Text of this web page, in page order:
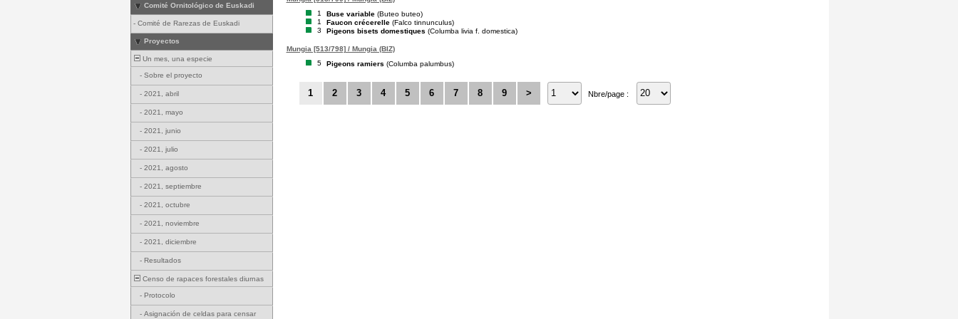
Comité Ornitológico de Euskadi
- Comité de Rarezas de Euskadi
Proyectos
Un mes, una especie
- Sobre el proyecto
- 2021, abril
- 2021, mayo
- 2021, junio
- 2021, julio
- 2021, agosto
- 2021, septiembre
- 2021, octubre
- 2021, noviembre
- 2021, diciembre
- Resultados
Censo de rapaces forestales diurnas
- Protocolo
- Asignación de celdas para censar
1
Buse variable (Buteo buteo)
1
Faucon crécerelle (Falco tinnunculus)
3
Pigeons bisets domestiques (Columba livia f. domestica)
Mungia [513/798] / Mungia (BIZ)
5
Pigeons ramiers (Columba palumbus)
1 2 3 4 5 6 7 8 9 > Nbre/page :